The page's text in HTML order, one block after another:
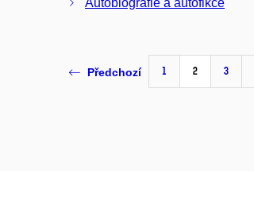
Autobiografie a autofikce
Předchozí 1 2 3